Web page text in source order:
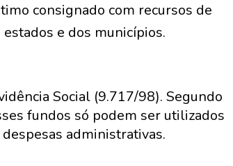
consignado com recursos de
e dos municípios.
Social (9.717/98). Segundo
fundos só podem ser utilizados
administrativas.